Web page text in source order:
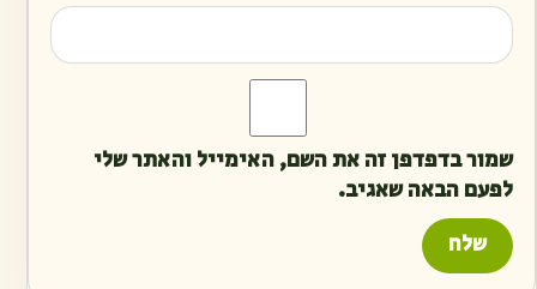
שמור בדפדפן זה את השם, האימייל והאתר שלי
לפעם הבאה שאגיב.